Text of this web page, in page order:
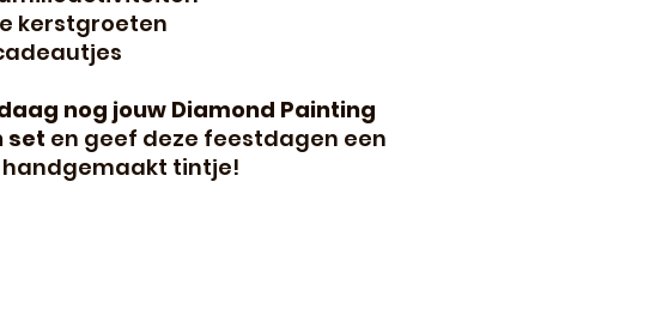
kerstgroeten
nog jouw Diamond Painting
set en geef deze feestdagen een
handgemaakt tintje!